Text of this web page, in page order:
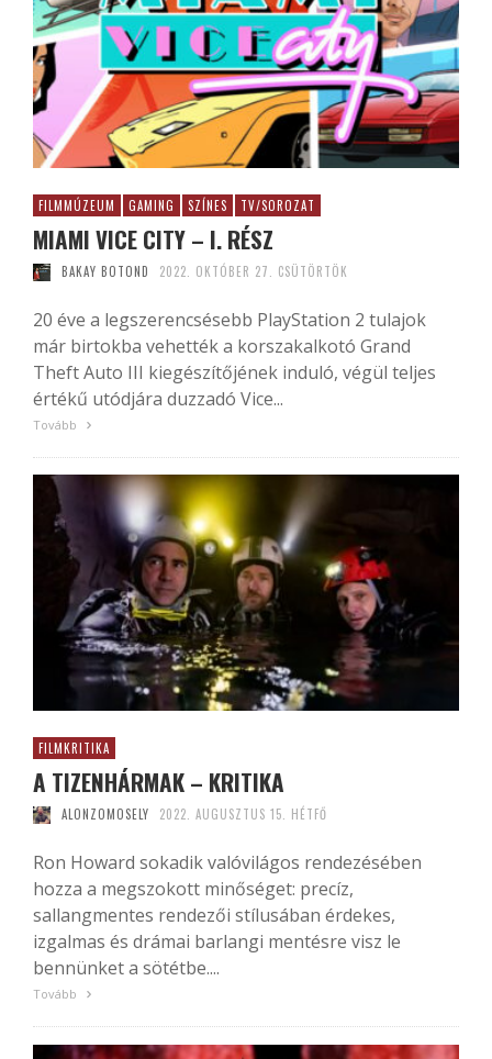
FILMMÚZEUM GAMING SZÍNES TV/SOROZAT
MIAMI VICE CITY – I. RÉSZ
BAKAY BOTOND 2022. OKTÓBER 27. CSÜTÖRTÖK
20 éve a legszerencsésebb PlayStation 2 tulajok
már birtokba vehették a korszakalkotó Grand
Theft Auto III kiegészítőjének induló, végül teljes
értékű utódjára duzzadó Vice...
Tovább
FILMKRITIKA
A TIZENHÁRMAK – KRITIKA
ALONZOMOSELY 2022. AUGUSZTUS 15. HÉTFŐ
Ron Howard sokadik valóvilágos rendezésében
hozza a megszokott minőséget: precíz,
sallangmentes rendezői stílusában érdekes,
izgalmas és drámai barlangi mentésre visz le
bennünket a sötétbe....
Tovább